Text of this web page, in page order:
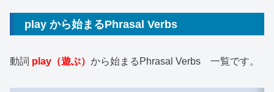
play から始まるPhrasal Verbs
動詞 play（遊ぶ） から始まるPhrasal Verbs 一覧です。